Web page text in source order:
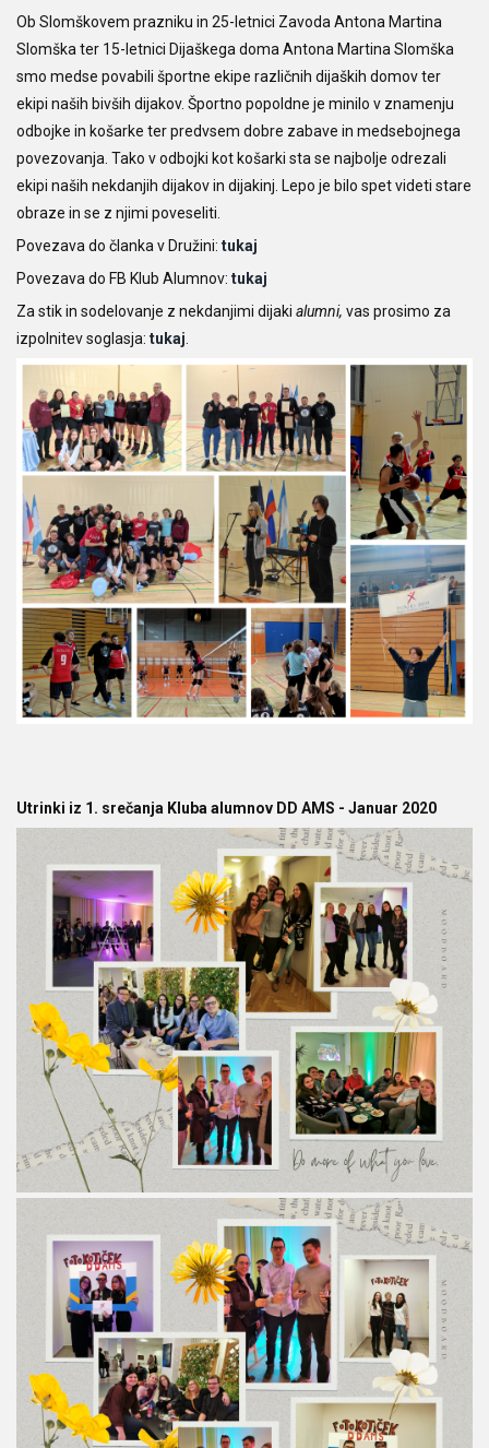
Ob Slomškovem prazniku in 25-letnici Zavoda Antona Martina
Slomška ter 15-letnici Dijaškega doma Antona Martina Slomška
smo medse povabili športne ekipe različnih dijaških domov ter
ekipi naših bivših dijakov. Športno popoldne je minilo v znamenju
odbojke in košarke ter predvsem dobre zabave in medsebojnega
povezovanja. Tako v odbojki kot košarki sta se najbolje odrezali
ekipi naših nekdanjih dijakov in dijakinj. Lepo je bilo spet videti stare
obraze in se z njimi poveseliti.
Povezava do članka v Družini: tukaj
Povezava do FB Klub Alumnov: tukaj
Za stik in sodelovanje z nekdanjimi dijaki alumni, vas prosimo za
izpolnitev soglasja: tukaj.
Utrinki iz 1. srečanja Kluba alumnov DD AMS - Januar 2020